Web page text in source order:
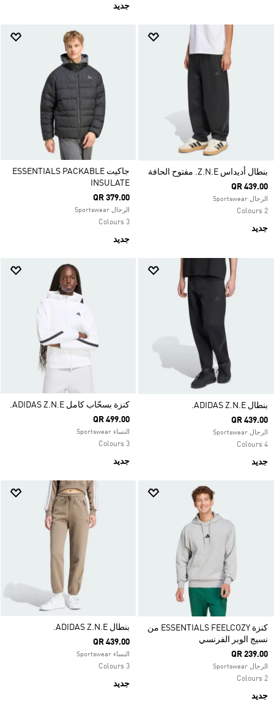
جديد
بنطال أديداس Z.N.E. مفتوح الحافة
QR 439.00
الرجال Sportswear
2 Colours
جديد
جاكيت ESSENTIALS PACKABLE
INSULATE
QR 379.00
الرجال Sportswear
3 Colours
جديد
بنطال ADIDAS Z.N.E.
QR 439.00
الرجال Sportswear
4 Colours
جديد
كنزة بسحّاب كامل ADIDAS Z.N.E.
QR 499.00
النساء Sportswear
3 Colours
جديد
كنزة ESSENTIALS FEELCOZY من
نسيج الوبر الفرنسي
QR 239.00
الرجال Sportswear
2 Colours
جديد
بنطال ADIDAS Z.N.E.
QR 439.00
النساء Sportswear
3 Colours
جديد